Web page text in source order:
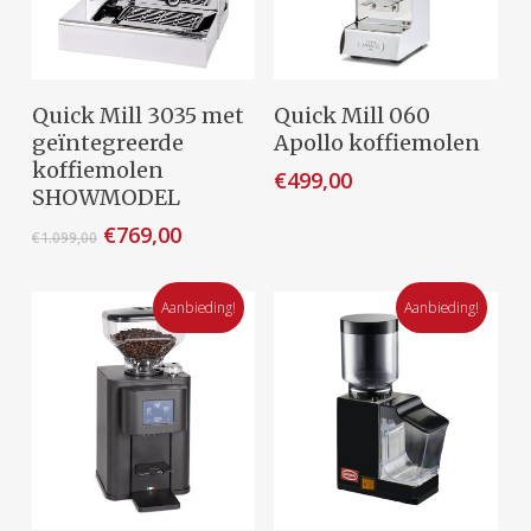
productpagina
Toevoegen Aan
Winkelwagen
Quick Mill 3035 met
geïntegreerde
koffiemolen
SHOWMODEL
€1.099,00 Oorspronkelijke
€1.099,00.
€769,00Huidige
is:
€769,00.
Toevoegen Aan
Winkelwagen
Quick Mill 060
Apollo koffiemolen
€499,00
Aanbieding! Aanbieding!